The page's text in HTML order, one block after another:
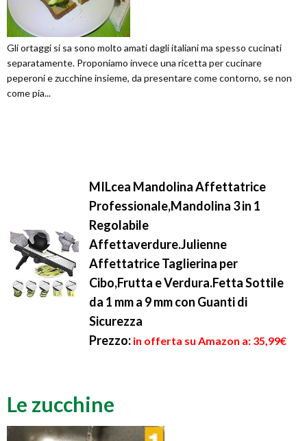
Gli ortaggi si sa sono molto amati dagli italiani ma spesso cucinati
separatamente. Proponiamo invece una ricetta per cucinare
peperoni e zucchine insieme, da presentare come contorno, se non
come pia...
MILcea Mandolina Affettatrice
Professionale,Mandolina 3 in 1
Regolabile
Affettaverdure.Julienne
Affettatrice Taglierina per
Cibo,Frutta e Verdura.Fetta Sottile
da 1 mm a 9 mm con Guanti di
Sicurezza
Prezzo: in offerta su Amazon a: 35,99€
Le zucchine